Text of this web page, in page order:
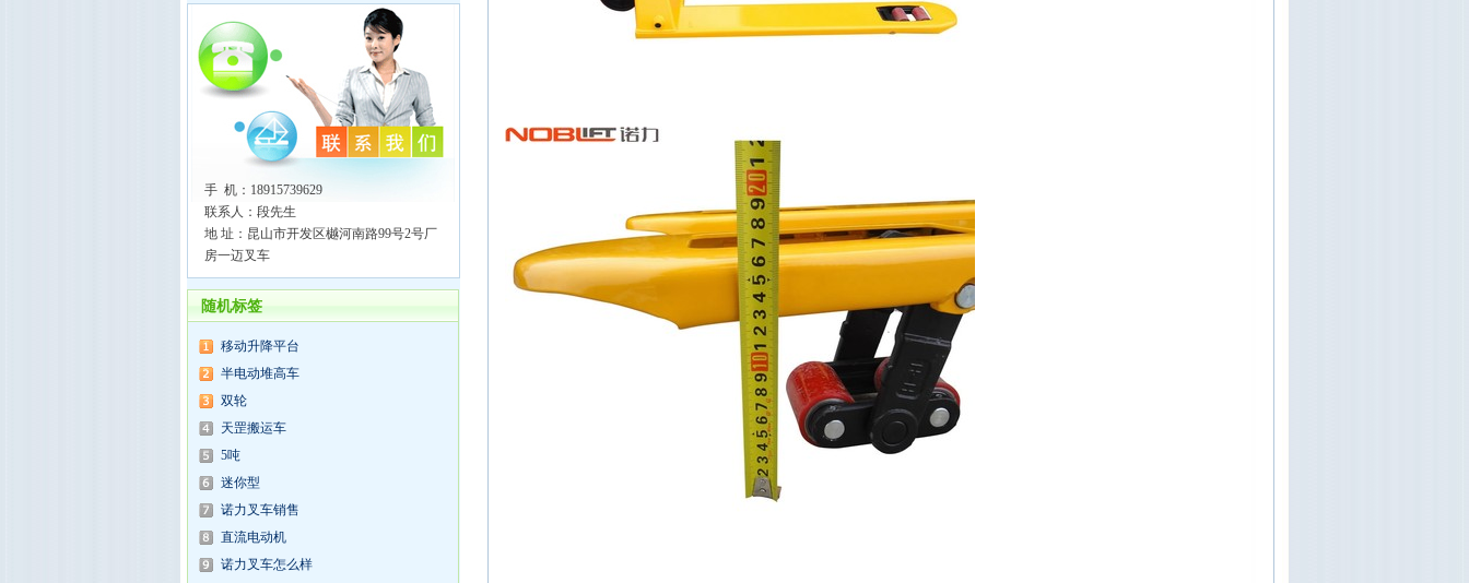
手 机：18915739629
联系人：段先生
地 址：昆山市开发区樾河南路99号2号厂
房一迈叉车
随机标签
移动升降平台
半电动堆高车
双轮
天罡搬运车
5吨
迷你型
诺力叉车销售
直流电动机
诺力叉车怎么样